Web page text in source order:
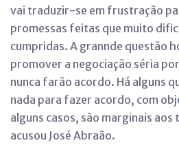
vai traduzir-se em frustração
promessas feitas que muito
cumpridas. A grannde questão
promover a negociação séria
nunca farão acordo. Há alguns
nada para fazer acordo, com
alguns casos, são marginais
acusou José Abraão.